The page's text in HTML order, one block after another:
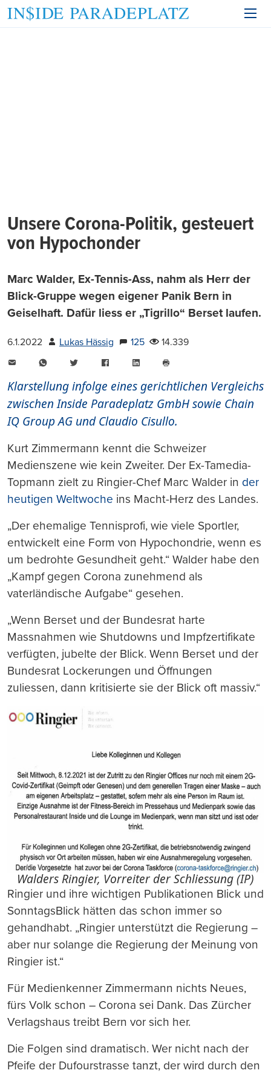
Unsere Corona-Politik, gesteuert
von Hypochonder
Marc Walder, Ex-Tennis-Ass, nahm als Herr der
Blick-Gruppe wegen eigener Panik Bern in
Geiselhaft. Dafür liess er „Tigrillo“ Berset laufen.
6.1.2022 Lukas Hässig 125
14.339
WhatsAppTwitter FacebookLinkedIn
drucken
Klarstellung infolge eines gerichtlichen Vergleichs
zwischen Inside Paradeplatz GmbH sowie Chain
IQ Group AG und Claudio Cisullo.
Kurt Zimmermann kennt die Schweizer
Medienszene wie kein Zweiter. Der Ex-Tamedia-
Topmann zielt zu Ringier-Chef Marc Walder in der
heutigen Weltwoche ins Macht-Herz des Landes.
„Der ehemalige Tennisprofi, wie viele Sportler,
entwickelt eine Form von Hypochondrie, wenn es
um bedrohte Gesundheit geht.“ Walder habe den
„Kampf gegen Corona zunehmend als
vaterländische Aufgabe“ gesehen.
„Wenn Berset und der Bundesrat harte
Massnahmen wie Shutdowns und Impfzertifikate
verfügten, jubelte der Blick. Wenn Berset und der
Bundesrat Lockerungen und Öffnungen
zuliessen, dann kritisierte sie der Blick oft massiv.“
Walders Ringier, Vorreiter der Schliessung (IP)
Ringier und ihre wichtigen Publikationen Blick und
SonntagsBlick hätten das schon immer so
gehandhabt. „Ringier unterstützt die Regierung –
aber nur solange die Regierung der Meinung von
Ringier ist.“
Für Medienkenner Zimmermann nichts Neues,
fürs Volk schon – Corona sei Dank. Das Zürcher
Verlagshaus treibt Bern vor sich her.
Die Folgen sind dramatisch. Wer nicht nach der
Pfeife der Dufourstrasse tanzt, der wird durch den